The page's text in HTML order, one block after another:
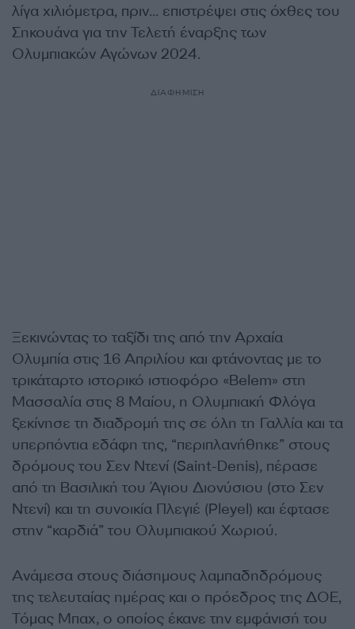
λίγα χιλιόμετρα, πριν… επιστρέψει στις όχθες του
Σηκουάνα για την Τελετή έναρξης των
Ολυμπιακών Αγώνων 2024.
ΔΙΑΦΗΜΙΣΗ
Ξεκινώντας το ταξίδι της από την Αρχαία
Ολυμπία στις 16 Απριλίου και φτάνοντας με το
τρικάταρτο ιστορικό ιστιοφόρο «Belem» στη
Μασσαλία στις 8 Μαίου, η Ολυμπιακή Φλόγα
ξεκίνησε τη διαδρομή της σε όλη τη Γαλλία και τα
υπερπόντια εδάφη της, “περιπλανήθηκε” στους
δρόμους του Σεν Ντενί (Saint-Denis), πέρασε
από τη Βασιλική του Άγιου Διονύσιου (στο Σεν
Ντενί) και τη συνοικία Πλεγιέ (Pleyel) και έφτασε
στην “καρδιά” του Ολυμπιακού Χωριού.
Ανάμεσα στους διάσημους λαμπαδηδρόμους
της τελευταίας ημέρας και ο πρόεδρος της ΔΟΕ,
Τόμας Μπαχ, ο οποίος έκανε την εμφάνισή του